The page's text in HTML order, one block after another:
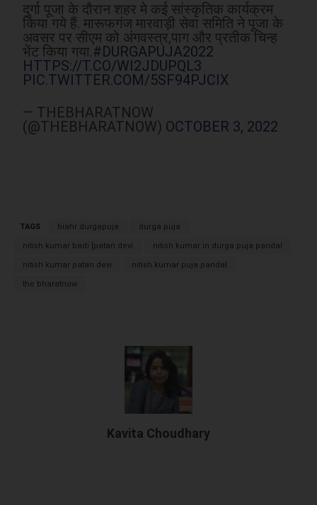
दुर्गा पूजा के दौरान शहर मे कई सांस्कृतिक कार्यक्रम
किया गये हैं. मारूफगंज मारवाड़ी सेवा समिति ने पूजा के
अवसर पर सीएम को अंगवस्त्र,पाग और प्रतीक चिन्ह
भेंट किया गया.#DURGAPUJA2022
HTTPS://T.CO/WI2JDUPQL3
PIC.TWITTER.COM/5SF94PJCIX
— THEBHARATNOW
(@THEBHARATNOW) OCTOBER 3, 2022
TAGS biahr durgapuja durga puja
nitish kumar badi [patan devi nitish kumar in durga puja pandal
nitish kumar patan devi nitish kumar puja pandal
the bharatnow
Kavita Choudhary